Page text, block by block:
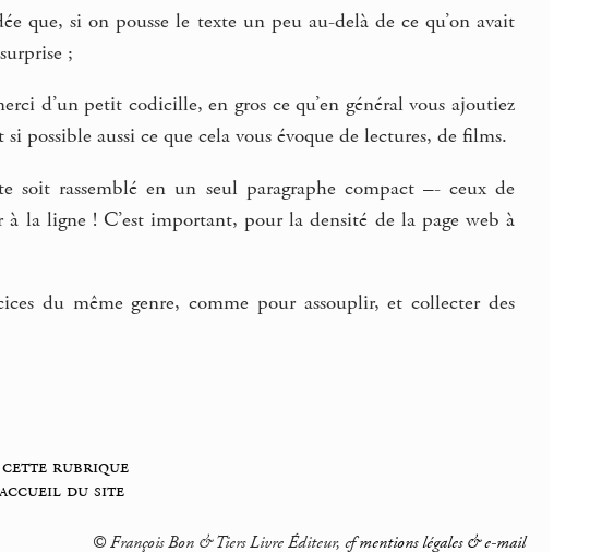
que, si on pousse le texte un peu au-delà de ce qu’on avait
;
d’un petit codicille, en gros ce qu’en général vous ajoutiez
possible aussi ce que cela vous évoque de lectures, de films.
soit rassemblé en un seul paragraphe compact –- ceux de
la ligne ! C’est important, pour la densité de la page web à
du même genre, comme pour assouplir, et collecter des
rubrique
du site
© François Bon & Tiers Livre Éditeur, cfmentions légales & e-mail